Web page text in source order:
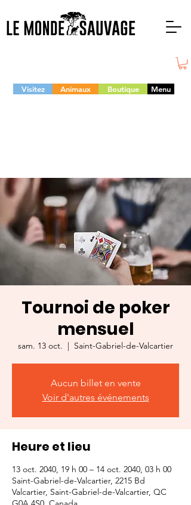
Visitez Animaux Boutique Menu
Tournoi de poker
mensuel
sam. 13 oct.
  |
Saint-Gabriel-de-Valcartier
Aucun billet en vente
Voir d'autres événements
Heure et lieu
13 oct. 2040, 19 h 00 – 14 oct. 2040, 03 h 00
Saint-Gabriel-de-Valcartier, 2215 Bd
Valcartier, Saint-Gabriel-de-Valcartier, QC